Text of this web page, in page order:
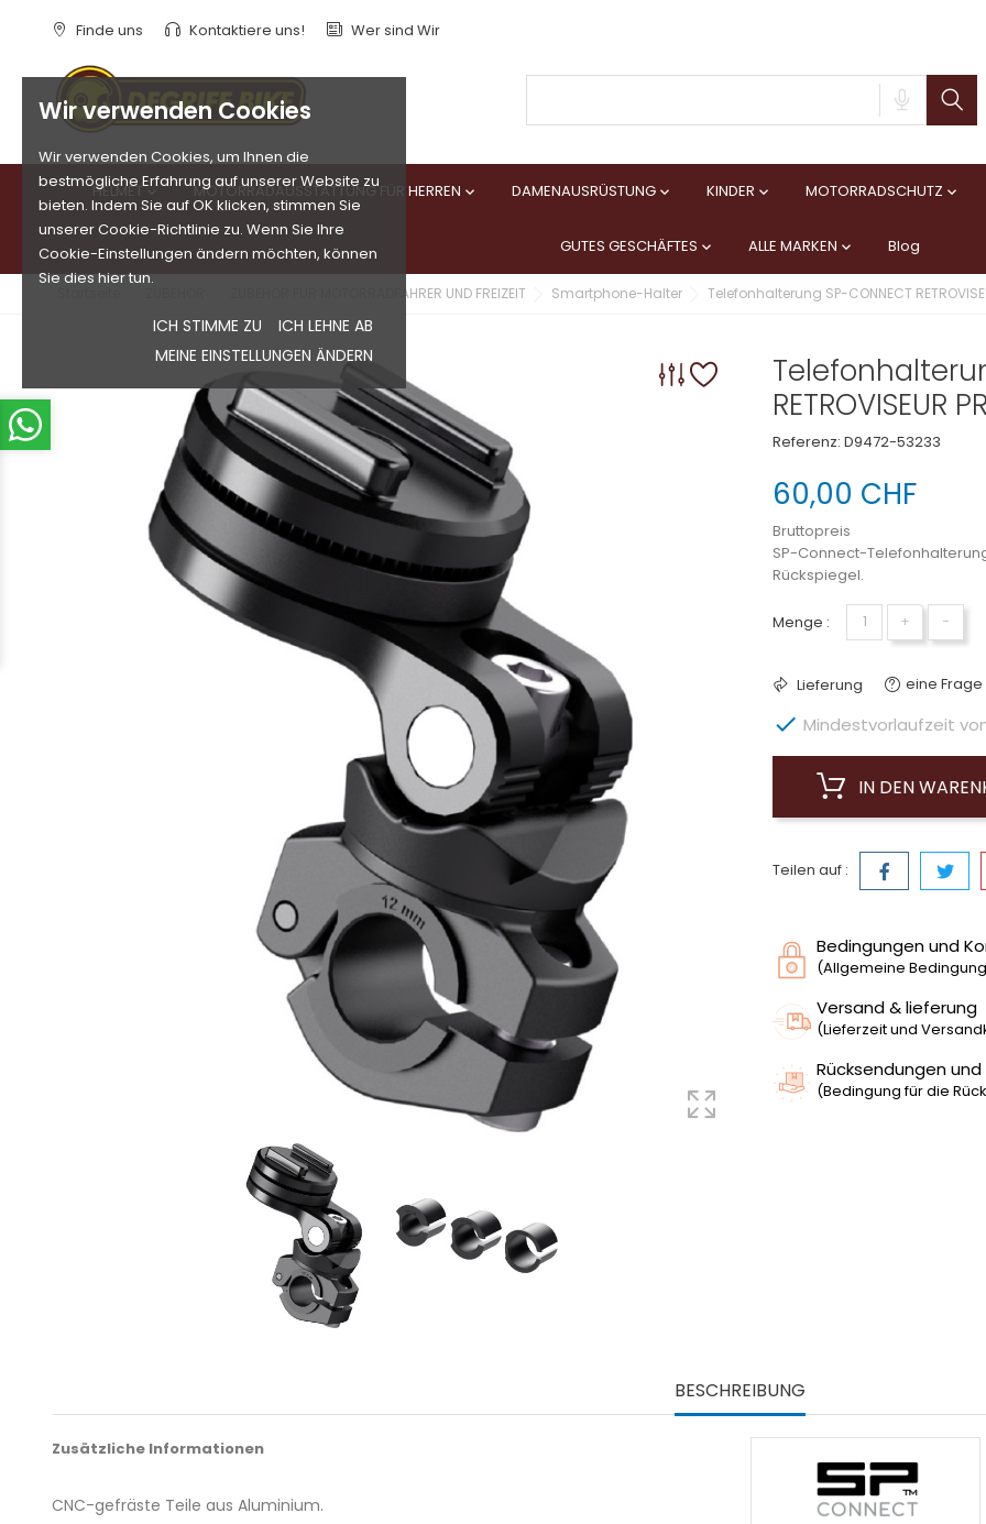
Wir verwenden Cookies
Wir verwenden Cookies, um Ihnen die
bestmögliche Erfahrung auf unserer Website zu
bieten. Indem Sie auf OK klicken, stimmen Sie
unserer Cookie-Richtlinie zu. Wenn Sie Ihre
Cookie-Einstellungen ändern möchten, können
Sie dies hier tun.
ICH STIMME ZU
ICH LEHNE AB
MEINE EINSTELLUNGEN ÄNDERN
Finde uns Kontaktiere uns! Wer sind Wir
HELMET MOTORRADAUSSTATTUNG FÜR HERREN  DAMENAUSRÜSTUNG KINDER  MOTORRADSCHUTZ 
GUTES GESCHÄFTES  ALLE MARKEN  Blog
ZUBEHÖR FÜR MOTORRADFAHRER UND FREIZEIT Smartphone-Halter Telefonhalterung SP-CONNECT
RETROVISEUR
Referenz: D9472-53233
60,00 CHF
Bruttopreis
SP-Connect-
Rückspiegel.
Menge : + −
Lieferung eine
 Mindestvorlaufzeit
IN DEN
Teilen auf :
Bedingungen und
(Allgemeine
Versand & lieferung
(Lieferzeit und
Rücksendungen
(Bedingung für die
BESCHREIBUNG
Zusätzliche Informationen
CNC-gefräste Teile aus Aluminium.